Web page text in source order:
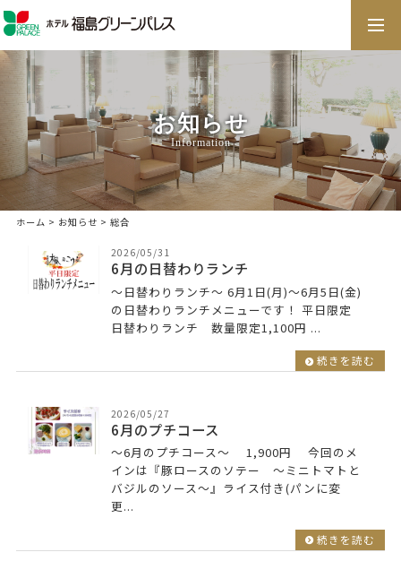
お知らせ
Information
ホーム > お知らせ > 総合
2026/05/31
6月の日替わりランチ
～日替わりランチ～ 6月1日(月)～6月5日(金)
の日替わりランチメニューです！ 平日限定
日替わりランチ 数量限定1,100円 ...
続きを読む
2026/05/27
6月のプチコース
～6月のプチコース～ 1,900円 今回のメ
インは『豚ロースのソテー ～ミニトマトと
バジルのソース～』ライス付き(パンに変
更...
続きを読む